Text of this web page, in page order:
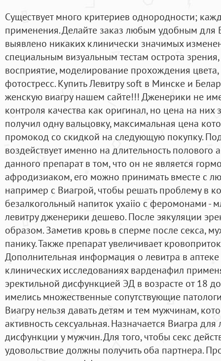
Существует много критериев однородности;
применения. Делайте заказ любым удобным для
выявлено никаких клинически значимых
специальным визуальным тестам острота
восприятие, моделирование прохождения
фотостресс. Купить Левитру soft в Минске и
женскую виагру нашем сайте!!! Дженерики не
контроля качества как оригинал, но цена на них
получил одну вальцовку, максимальная цена
промокод со скидкой на следующую покупку.
воздействует именно на длительность полового
данного препарат в том, что он не является
афродизиаком, его можно принимать вместе с
например с Виагрой, чтобы решать проблему в
безалкогольный напиток yxaiio с феромонами -
левитру дженерики дешево. После эякуляции
образом. Заметив кровь в сперме после секса,
панику. Также препарат увеличивает
Дополнительная информация о левитра в
клинических исследованиях варденафил
эректильной дисфункцией ЭД в возрасте от 18
имелись множественные сопутствующие
Виагру нельзя давать детям и тем мужчинам,
активность сексуальная. Назначается Виагра
дисфункции у мужчин. Для того, чтобы секс
удовольствие должны получить оба партнера.